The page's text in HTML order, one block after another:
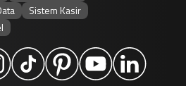
Sistem Kasir